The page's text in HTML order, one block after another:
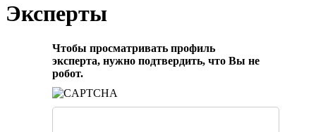
Эксперты
Чтобы просматривать профиль
эксперта, нужно подтвердить, что Вы не
робот.